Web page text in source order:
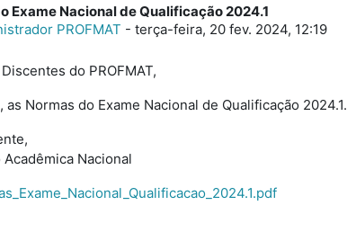
Exame Nacional de Qualificação 2024.1
PROFMAT - terça-feira, 20 fev. 2024, 12:19
respostas: 0
do PROFMAT,
as Normas do Exame Nacional de Qualificação 2024.1.
Acadêmica Nacional